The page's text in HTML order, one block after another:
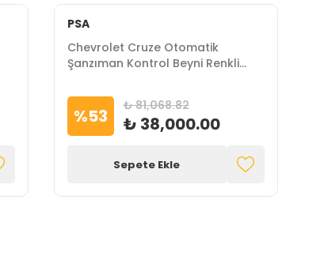
PSA
Chevrolet Cruze Otomatik
Şanzıman Kontrol Beyni Renkli
%53 ₺ 81,068.82
₺ 38,000.00
Sepete Ekle